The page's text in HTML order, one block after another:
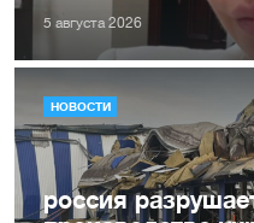
5 августа 2026
НОВОСТИ
россия